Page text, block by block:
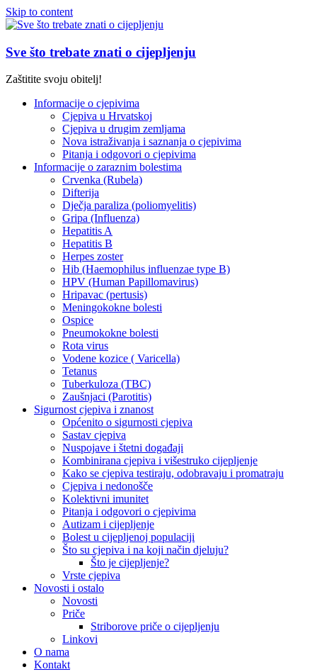
Skip to content
Sve što trebate znati o cijepljenju
Zaštitite svoju obitelj!
Informacije o cjepivima
Cjepiva u Hrvatskoj
Cjepiva u drugim zemljama
Nova istraživanja i saznanja o cjepivima
Pitanja i odgovori o cjepivima
Informacije o zaraznim bolestima
Crvenka (Rubela)
Difterija
Dječja paraliza (poliomyelitis)
Gripa (Influenza)
Hepatitis A
Hepatitis B
Herpes zoster
Hib (Haemophilus influenzae type B)
HPV (Human Papillomavirus)
Hripavac (pertusis)
Meningokokne bolesti
Ospice
Pneumokokne bolesti
Rota virus
Vodene kozice ( Varicella)
Tetanus
Tuberkuloza (TBC)
Zaušnjaci (Parotitis)
Sigurnost cjepiva i znanost
Općenito o sigurnosti cjepiva
Sastav cjepiva
Nuspojave i štetni događaji
Kombinirana cjepiva i višestruko cijepljenje
Kako se cjepiva testiraju, odobravaju i promatraju
Cjepiva i nedonošče
Kolektivni imunitet
Pitanja i odgovori o cjepivima
Autizam i cijepljenje
Bolest u cijepljenoj populaciji
Što su cjepiva i na koji način djeluju?
Što je cijepljenje?
Vrste cjepiva
Novosti i ostalo
Novosti
Priče
Striborove priče o cijepljenju
Linkovi
O nama
Kontakt